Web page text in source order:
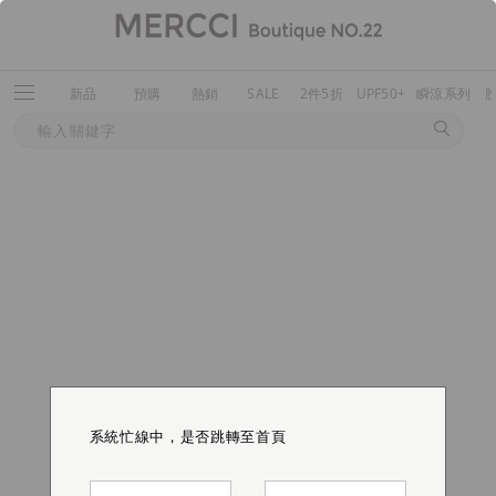
新品 預購 熱銷 SALE 2件5折 UPF50+ 瞬涼系列
系統忙線中，是否跳轉至首頁
系統忙線中，是否跳轉至首頁
系統忙線中，是否跳轉至首頁
系統忙線中，是否跳轉至首頁
系統忙線中，是否跳轉至首頁